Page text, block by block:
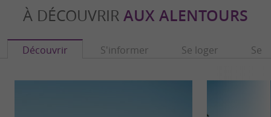
À DÉCOUVRIR AUX ALENTOURS
Découvrir S'informer Se loger Se